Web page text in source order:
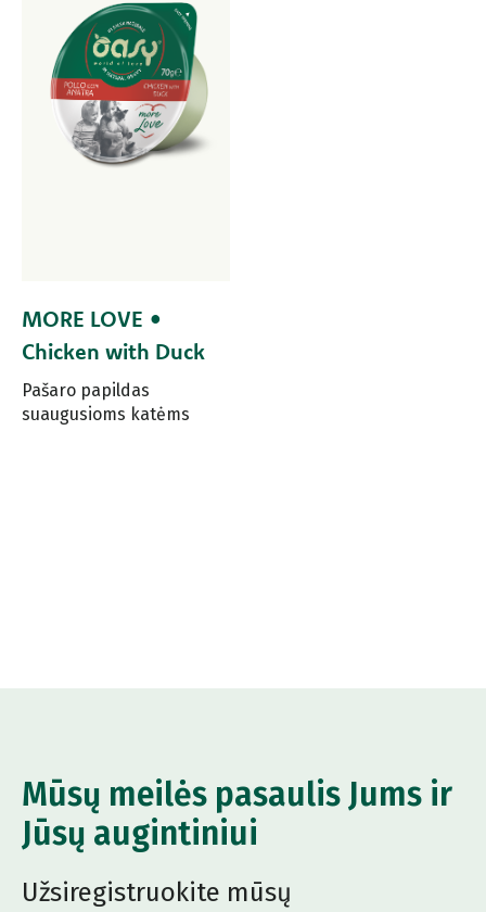
MORE LOVE •
Chicken with Duck
Pašaro papildas
suaugusioms katėms
Mūsų meilės pasaulis Jums ir
Jūsų augintiniui
Užsiregistruokite mūsų